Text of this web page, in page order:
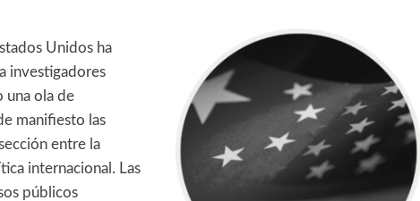
Unidos ha
investigadores
una ola de
manifiesto las
entre la
internacional. Las
públicos